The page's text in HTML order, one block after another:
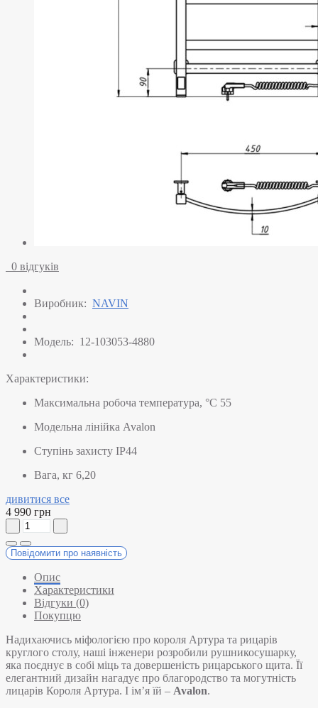
0 відгуків
Виробник: NAVIN
Модель: 12-103053-4880
Характеристики:
Максимальна робоча температура, °C 55
Модельна лінійка Avalon
Ступінь захисту IP44
Вага, кг 6,20
дивитися все
4 990 грн
Повідомити про наявність
Опис
Характеристики
Відгуки (0)
Покупцю
Надихаючись міфологією про короля Артура та рицарів
круглого столу, наші інженери розробили рушникосушарку,
яка поєднує в собі міць та довершеність рицарського щита. Її
елегантний дизайн нагадує про благородство та могутність
лицарів Короля Артура. І ім’я їй – Avalon.